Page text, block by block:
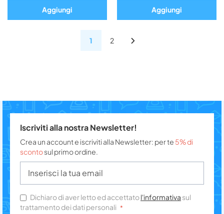
Aggiungi Aggiungi
1 2
Iscriviti alla nostra Newsletter!
Crea un account e iscriviti alla Newsletter: per te 5% di
scontosul primo ordine.
Dichiaro di aver letto ed accettatol'informativa sul
trattamento dei dati personali